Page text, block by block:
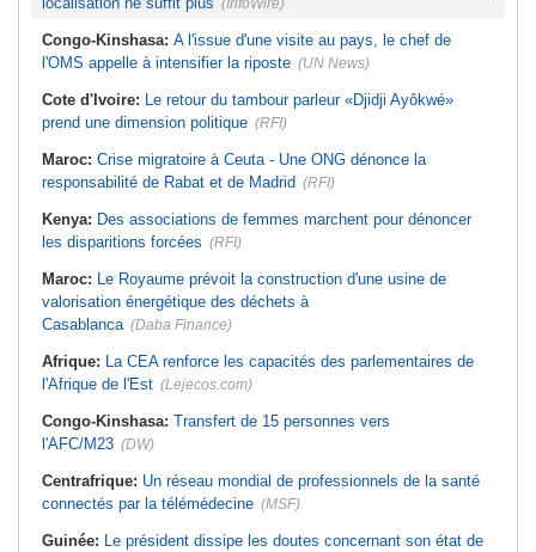
(InfoWire)
Congo-Kinshasa: A l'issue d'une visite au pays, le chef de
l'OMS appelle à intensifier la riposte (UN News)
Cote d'Ivoire: Le retour du tambour parleur «Djidji Ayôkwé»
prend une dimension politique (RFI)
Maroc: Crise migratoire à Ceuta - Une ONG dénonce la
responsabilité de Rabat et de Madrid (RFI)
Kenya: Des associations de femmes marchent pour dénoncer
les disparitions forcées (RFI)
Maroc: Le Royaume prévoit la construction d'une usine de
valorisation énergétique des déchets à
Casablanca (Daba Finance)
Afrique: La CEA renforce les capacités des parlementaires de
l'Afrique de l'Est (Lejecos.com)
Congo-Kinshasa: Transfert de 15 personnes vers
l'AFC/M23 (DW)
Centrafrique: Un réseau mondial de professionnels de la santé
connectés par la télémédecine (MSF)
Guinée: Le président dissipe les doutes concernant son état de